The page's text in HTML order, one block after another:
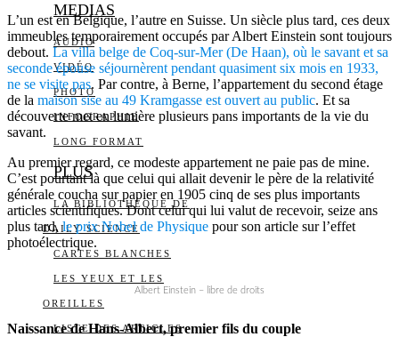
MEDIAS
AUDIO
VIDÉO
PHOTO
INFOGRAPHIE
LONG FORMAT
PLUS
LA BIBLIOTHÈQUE DE
DAILY SCIENCE
CARTES BLANCHES
LES YEUX ET LES
OREILLES
LISTE DES ARTICLES
L’un est en Belgique, l’autre en Suisse. Un siècle plus tard, ces deux
immeubles temporairement occupés par Albert Einstein sont toujours
debout. La villa belge de Coq-sur-Mer (De Haan), où le savant et sa
seconde épouse séjournèrent pendant quasiment six mois en 1933,
ne se visite pas. Par contre, à Berne, l’appartement du second étage
de la maison sise au 49 Kramgasse est ouvert au public. Et sa
découverte met en lumière plusieurs pans importants de la vie du
savant.
Au premier regard, ce modeste appartement ne paie pas de mine.
C’est pourtant là que celui qui allait devenir le père de la relativité
générale coucha sur papier en 1905 cinq de ses plus importants
articles scientifiques. Dont celui qui lui valut de recevoir, seize ans
plus tard,le prix Nobel de Physique pour son article sur l’effet
photoélectrique.
Albert Einstein – libre de droits
Naissance de Hans-Albert, premier fils du couple